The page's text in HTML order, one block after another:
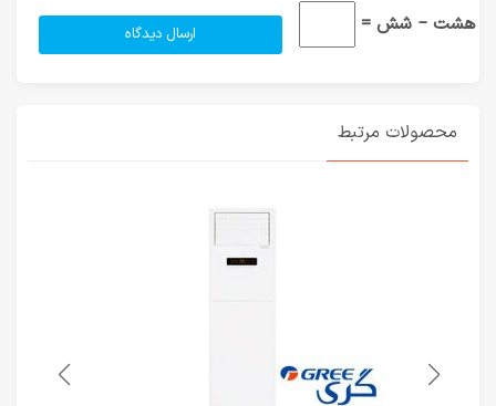
هشت − شش =
محصولات مرتبط